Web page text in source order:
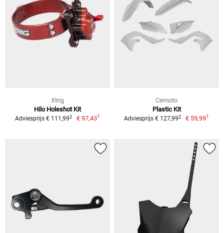
Xtrig
Hilo Holeshot Kit
Adviesprijs € 111,992 € 97,431
Cemoto
Plastic Kit
Adviesprijs € 127,992 € 59,991